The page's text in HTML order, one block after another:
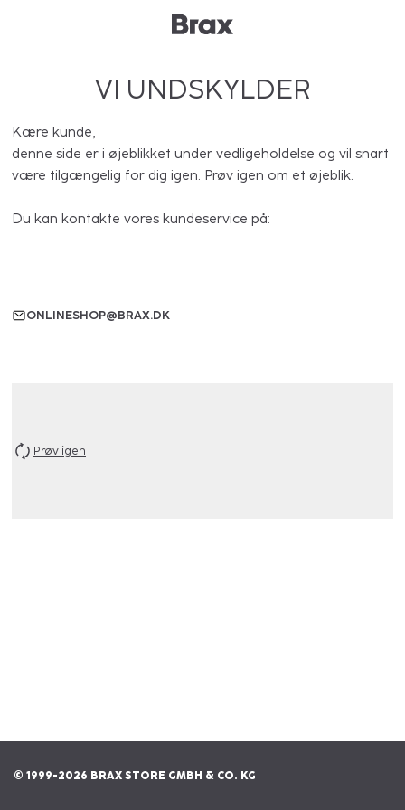
VI UNDSKYLDER
Kære kunde,
denne side er i øjeblikket under vedligeholdelse og vil snart
være tilgængelig for dig igen. Prøv igen om et øjeblik.
Du kan kontakte vores kundeservice på:
ONLINESHOP@BRAX.DK
Prøv igen
© 1999-2026 BRAX STORE GMBH & CO. KG